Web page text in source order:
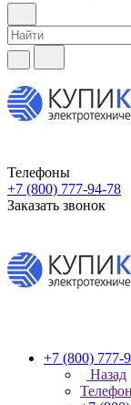
Телефоны
+7 (800) 777-94-78
Заказать звонок
+7 (800) 777-
Назад